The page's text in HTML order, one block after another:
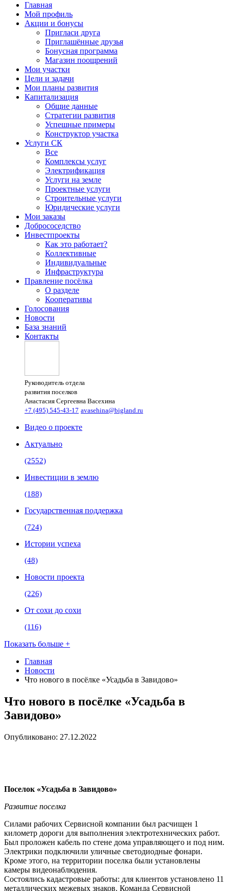
Главная
Мой профиль
Акции и бонусы
Пригласи друга
Приглашённые друзья
Бонусная программа
Магазин поощрений
Мои участки
Цели и задачи
Мои планы развития
Капитализация
Общие данные
Стратегии развития
Успешные примеры
Конструктор участка
Услуги СК
Все
Комплексы услуг
Электрификация
Услуги на земле
Проектные услуги
Строительные услуги
Юридические услуги
Мои заказы
Добрососедство
Инвестпроекты
Как это работает?
Коллективные
Индивидуальные
Инфраструктура
Правление посёлка
О разделе
Кооперативы
Голосования
Новости
База знаний
Контакты
Руководитель отдела
развития поселков
Анастасия Сергеевна Васехина
+7 (495) 545-43-17 avasehina@bigland.ru
Видео о проекте
Актуально
(2552)
Инвестиции в землю
(188)
Государственная поддержка
(724)
Истории успеха
(48)
Новости проекта
(226)
От сохи до сохи
(116)
Показать больше +
Главная
Новости
Что нового в посёлке «Усадьба в Завидово»
Что нового в посёлке «Усадьба в
Завидово»
Опубликовано: 27.12.2022
Поселок «Усадьба в Завидово»
Развитие поселка
Силами рабочих Сервисной компании был расчищен 1
километр дороги для выполнения электротехнических работ.
Был проложен кабель по стене дома управляющего и под ним.
Электрики подключили уличные светодиодные фонари.
Кроме этого, на территории поселка были установлены
камеры видеонаблюдения.
Состоялись кадастровые работы: для клиентов установлено 11
металлических межевых знаков. Команда Сервисной